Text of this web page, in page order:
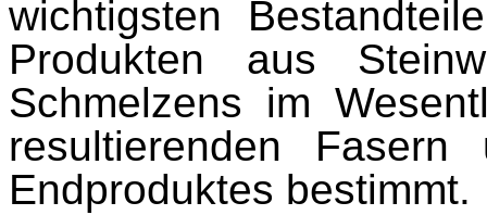
wichtigsten
Produkten aus
Schmelzens im
resultierenden
Endproduktes bestimmt.